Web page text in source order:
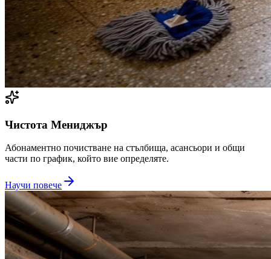
Чистота Мениджър
Абонаментно почистване на стълбища, асансьори и общи
части по график, който вие определяте.
Научи повече